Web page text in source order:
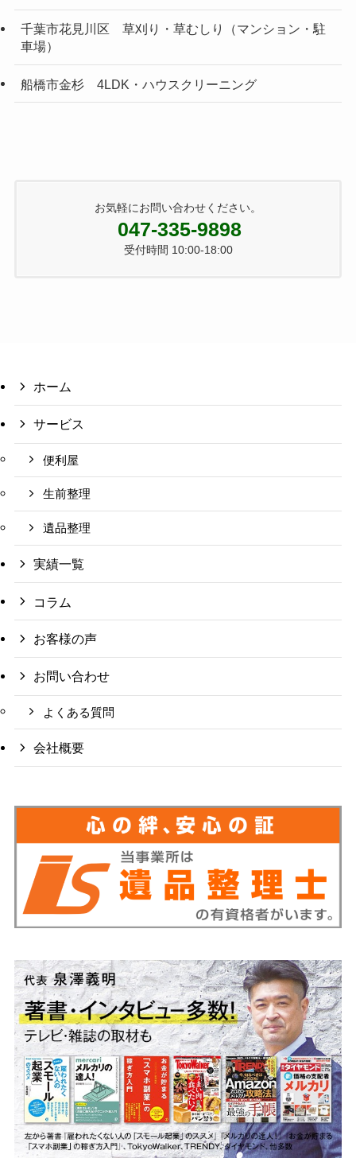
千葉市花見川区 草刈り・草むしり（マンション・駐
車場）
船橋市金杉 4LDK・ハウスクリーニング
お気軽にお問い合わせください。
047-335-9898
受付時間 10:00-18:00
ホーム
サービス
便利屋
生前整理
遺品整理
実績一覧
コラム
お客様の声
お問い合わせ
よくある質問
会社概要